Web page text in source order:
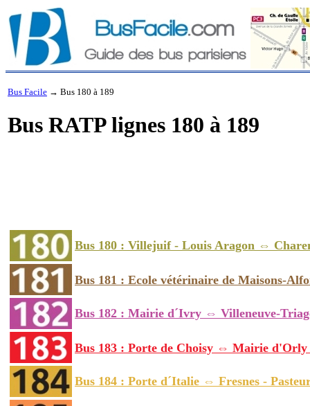
Bus Facile → Bus 180 à 189
Bus RATP lignes 180 à 189
Bus 180 : Villejuif - Louis Aragon ⇔
Bus 181 : Ecole vétérinaire de
Bus 182 : Mairie d´Ivry ⇔ Villeneuve-
Bus 183 : Porte de Choisy ⇔ Mairie
Bus 184 : Porte d´Italie ⇔ Fresnes -